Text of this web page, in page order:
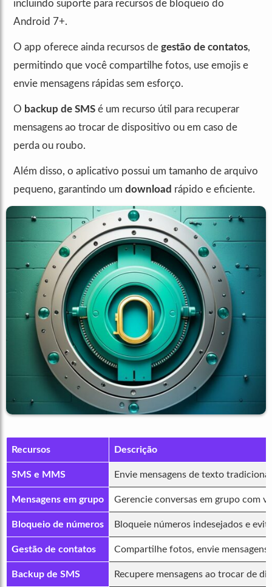
incluindo suporte para recursos de bloqueio do
Android 7+.
O app oferece ainda recursos de gestão de contatos,
permitindo que você compartilhe fotos, use emojis e
envie mensagens rápidas sem esforço.
O backup de SMS é um recurso útil para recuperar
mensagens ao trocar de dispositivo ou em caso de
perda ou roubo.
Além disso, o aplicativo possui um tamanho de arquivo
pequeno, garantindo um download rápido e eficiente.
Recursos Descrição
SMS e MMS Envie mensagens de texto
Mensagens em grupo Gerencie conversas em grupo com
Bloqueio de números Bloqueie números indesejados e
Gestão de contatos Compartilhe fotos, envie
Backup de SMS Recupere mensagens ao trocar de